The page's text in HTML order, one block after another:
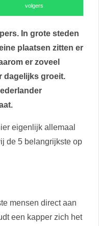
volgers
In grote steden
plaatsen zitten er
er zoveel
dagelijks groeit.
eigenlijk allemaal
de 5 belangrijkste op
mensen direct aan
een kapper zich het